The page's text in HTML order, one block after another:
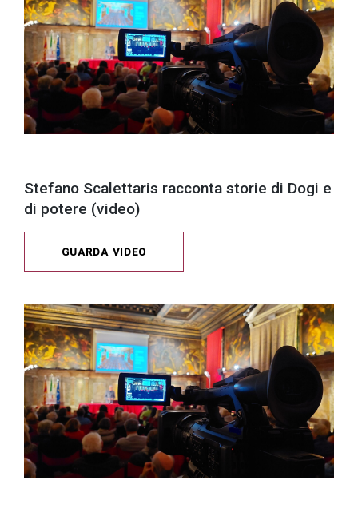
Stefano Scalettaris racconta storie di Dogi e
di potere (video)
GUARDA VIDEO